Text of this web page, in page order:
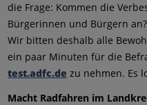
die Frage: Kommen die
Bürgerinnen und Bürgern
Wir bitten deshalb alle
ein paar Minuten für die
test.adfc.de zu nehmen. Es
Macht Radfahren im